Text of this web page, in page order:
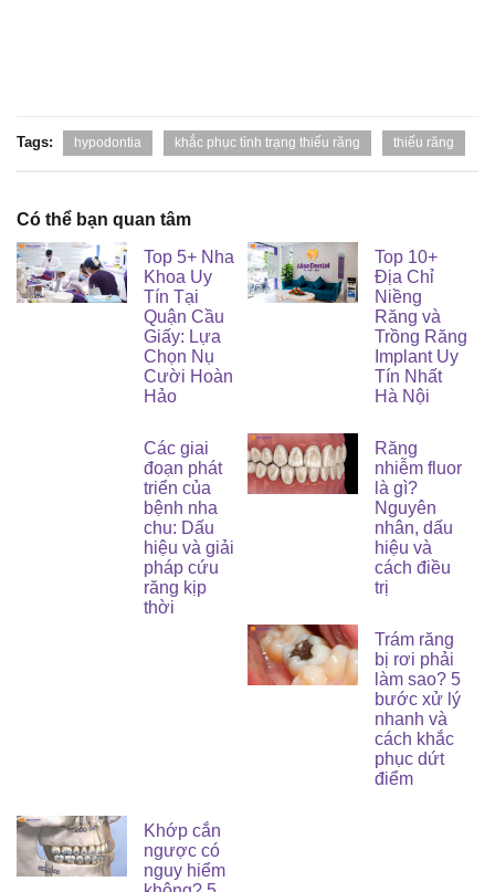
Tags: hypodontia khắc phục tình trạng thiếu răng thiếu răng
Có thể bạn quan tâm
Top 5+ Nha
Khoa Uy
Tín Tại
Quận Cầu
Giấy: Lựa
Chọn Nụ
Cười Hoàn
Hảo
Top 10+
Địa Chỉ
Niềng
Răng và
Trồng Răng
Implant Uy
Tín Nhất
Hà Nội
Các giai
đoạn phát
triển của
bệnh nha
chu: Dấu
hiệu và giải
pháp cứu
răng kịp
thời
Răng
nhiễm fluor
là gì?
Nguyên
nhân, dấu
hiệu và
cách điều
trị
Trám răng
bị rơi phải
làm sao? 5
bước xử lý
nhanh và
cách khắc
phục dứt
điểm
Khớp cắn
ngược có
nguy hiểm